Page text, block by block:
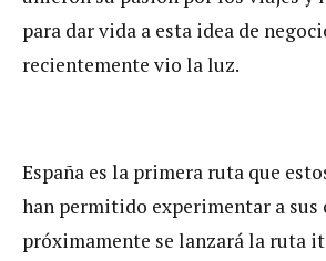
para dar vida a esta idea de
recientemente vio la luz.
España es la primera ruta que
han permitido experimentar a sus
próximamente se lanzará la ruta